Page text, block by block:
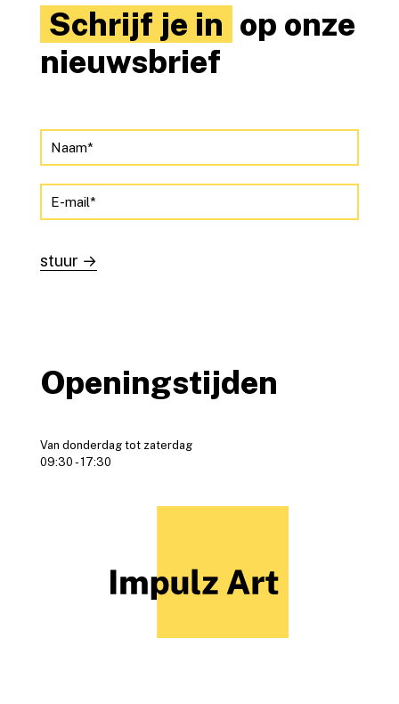
Schrijf je in op onze
nieuwsbrief
Openingstijden
Van donderdag tot zaterdag
09:30 - 17:30